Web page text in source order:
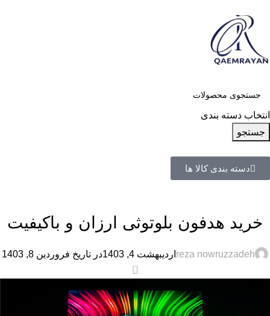
انتخاب دسته بندی
جستجو
دسته بندی کالا ها
خرید هدفون بلوتوثی ارزان و باکیفیت
reza nowruzzadeh اردیبهشت 4, 1403 در تاریخ فروردین 8, 1403
0